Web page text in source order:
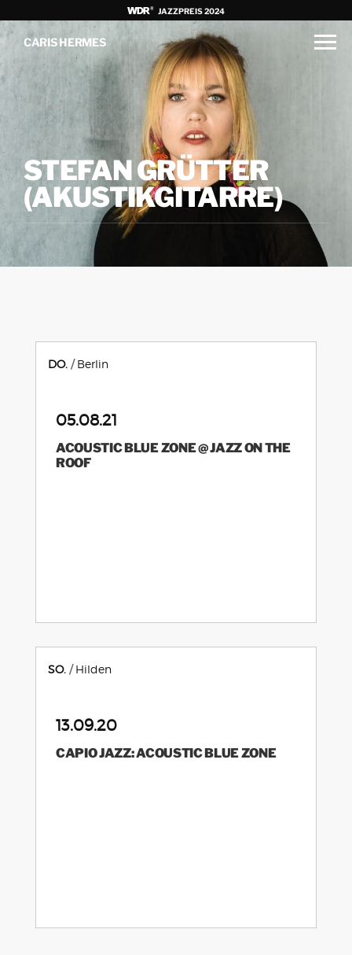
JAZZPREIS 2024
CARIS HERMES
STEFAN GRÜTTER
(AKUSTIKGITARRE)
DO. Berlin
05.08.21
ACOUSTIC BLUE ZONE @ JAZZ ON THE
ROOF
SO. Hilden
13.09.20
CAPIO JAZZ: ACOUSTIC BLUE ZONE